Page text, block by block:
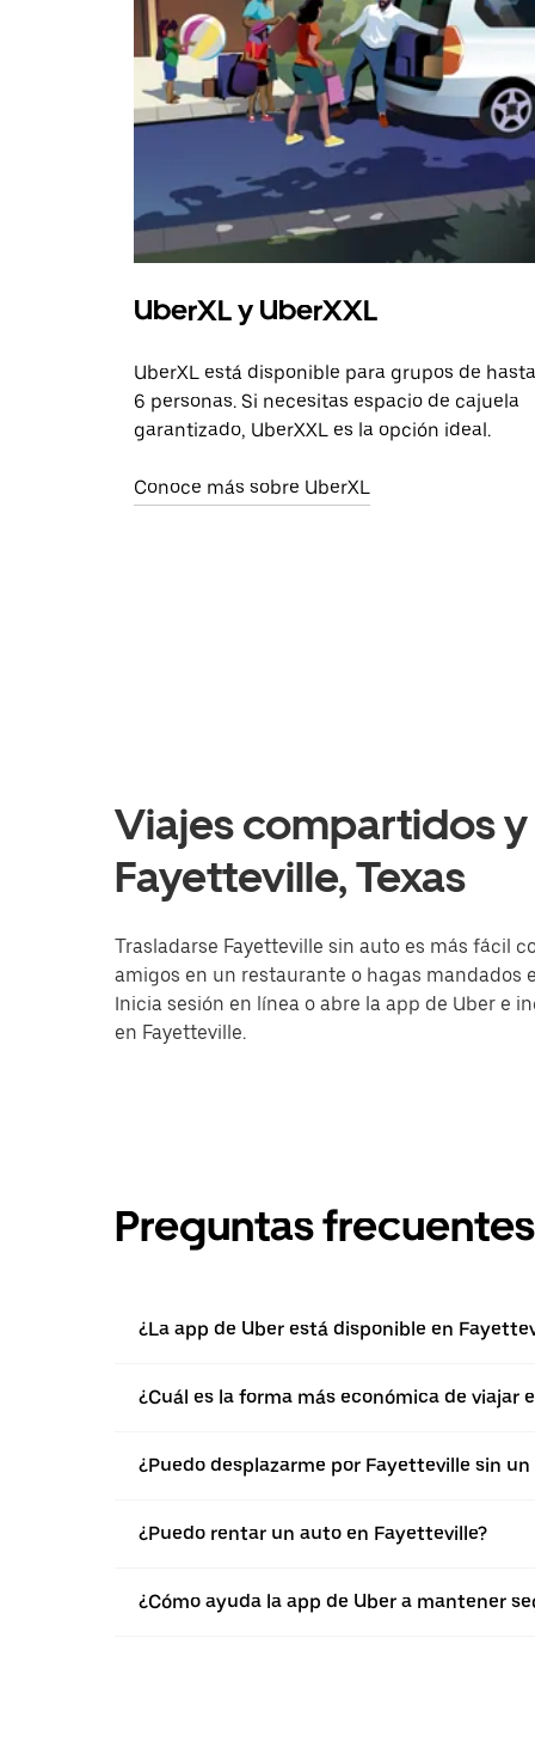
UberXL y UberXXL
UberXL está disponible para grupos de hasta
6 personas. Si necesitas espacio de cajuela
garantizado, UberXXL es la opción ideal.
Conoce más sobre UberXL
Viajes compartidos
Fayetteville, Texas
Trasladarse Fayetteville sin auto es más fácil
amigos en un restaurante o hagas mandados
Inicia sesión en línea o abre la app de Uber e
en Fayetteville.
Preguntas frecuentes
¿La app de Uber está disponible en
¿Cuál es la forma más económica de viajar
¿Puedo desplazarme por Fayetteville sin un
¿Puedo rentar un auto en Fayetteville?
¿Cómo ayuda la app de Uber a mantener